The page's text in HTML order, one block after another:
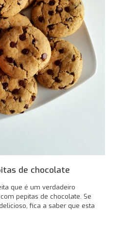
de chocolate
que é um verdadeiro
pepitas de chocolate. Se
fica a saber que esta